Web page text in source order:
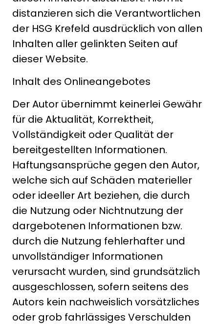
distanzieren sich die Verantwortlichen
der HSG Krefeld ausdrücklich von allen
Inhalten aller gelinkten Seiten auf
dieser Website.
Inhalt des Onlineangebotes
Der Autor übernimmt keinerlei Gewähr
für die Aktualität, Korrektheit,
Vollständigkeit oder Qualität der
bereitgestellten Informationen.
Haftungsansprüche gegen den Autor,
welche sich auf Schäden materieller
oder ideeller Art beziehen, die durch
die Nutzung oder Nichtnutzung der
dargebotenen Informationen bzw.
durch die Nutzung fehlerhafter und
unvollständiger Informationen
verursacht wurden, sind grundsätzlich
ausgeschlossen, sofern seitens des
Autors kein nachweislich vorsätzliches
oder grob fahrlässiges Verschulden